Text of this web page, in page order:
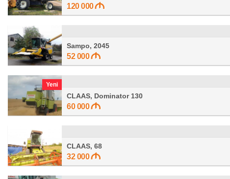
120 000
Sampo, 2045
52 000
Yeni
CLAAS, Dominator 130
60 000
CLAAS, 68
32 000